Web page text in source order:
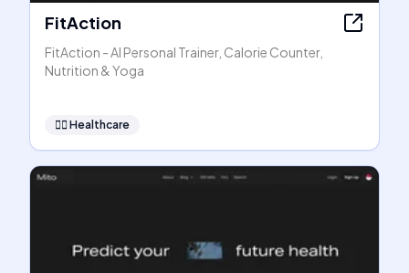
FitAction
FitAction - AI Personal Trainer, Calorie Counter,
Nutrition & Yoga
👩‍⚕️ Healthcare